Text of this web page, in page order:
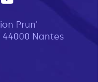
Prun'
Nantes